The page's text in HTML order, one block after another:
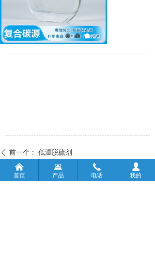
ꄴ 前一个： 低温脱硫剂
后一个： 高温脱硫剂
낀
首页
뀵
产品
끅
电话
넙
我的